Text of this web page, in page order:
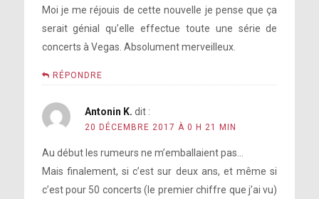
Moi je me réjouis de cette nouvelle je pense que ça
serait génial qu’elle effectue toute une série de
concerts à Vegas. Absolument merveilleux.
RÉPONDRE
Antonin K. dit :
20 DÉCEMBRE 2017 À 0 H 21 MIN
Au début les rumeurs ne m’emballaient pas…
Mais finalement, si c’est sur deux ans, et même si
c’est pour 50 concerts (le premier chiffre que j’ai vu)